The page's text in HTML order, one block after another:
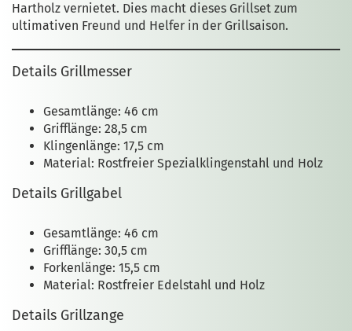
Hartholz vernietet. Dies macht dieses Grillset zum
ultimativen Freund und Helfer in der Grillsaison.
Details Grillmesser
Gesamtlänge: 46 cm
Grifflänge: 28,5 cm
Klingenlänge: 17,5 cm
Material: Rostfreier Spezialklingenstahl und Holz
Details Grillgabel
Gesamtlänge: 46 cm
Grifflänge: 30,5 cm
Forkenlänge: 15,5 cm
Material: Rostfreier Edelstahl und Holz
Details Grillzange